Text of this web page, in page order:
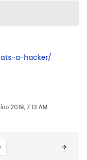
a-hacker/
2019, 7:13 AM